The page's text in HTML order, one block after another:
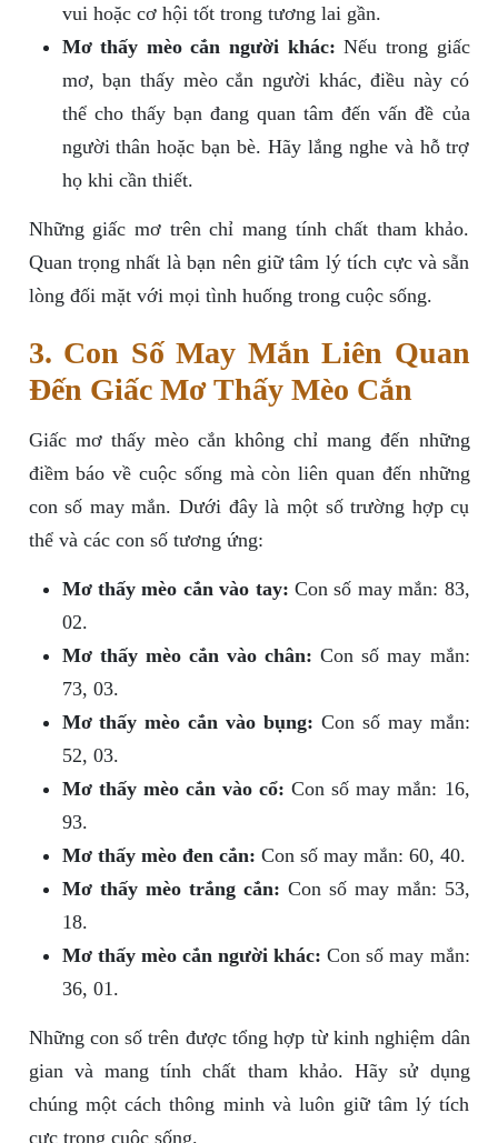
vui hoặc cơ hội tốt trong tương lai gần.
Mơ thấy mèo cắn người khác: Nếu trong giấc
mơ, bạn thấy mèo cắn người khác, điều này có
thể cho thấy bạn đang quan tâm đến vấn đề của
người thân hoặc bạn bè. Hãy lắng nghe và hỗ trợ
họ khi cần thiết.
Những giấc mơ trên chỉ mang tính chất tham khảo.
Quan trọng nhất là bạn nên giữ tâm lý tích cực và sẵn
lòng đối mặt với mọi tình huống trong cuộc sống.
3. Con Số May Mắn Liên Quan
Đến Giấc Mơ Thấy Mèo Cắn
Giấc mơ thấy mèo cắn không chỉ mang đến những
điềm báo về cuộc sống mà còn liên quan đến những
con số may mắn. Dưới đây là một số trường hợp cụ
thể và các con số tương ứng:
Mơ thấy mèo cắn vào tay: Con số may mắn: 83,
02.
Mơ thấy mèo cắn vào chân: Con số may mắn:
73, 03.
Mơ thấy mèo cắn vào bụng: Con số may mắn:
52, 03.
Mơ thấy mèo cắn vào cổ: Con số may mắn: 16,
93.
Mơ thấy mèo đen cắn: Con số may mắn: 60, 40.
Mơ thấy mèo trắng cắn: Con số may mắn: 53,
18.
Mơ thấy mèo cắn người khác: Con số may mắn:
36, 01.
Những con số trên được tổng hợp từ kinh nghiệm dân
gian và mang tính chất tham khảo. Hãy sử dụng
chúng một cách thông minh và luôn giữ tâm lý tích
cực trong cuộc sống.